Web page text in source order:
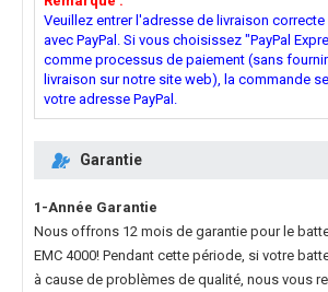
Veuillez entrer l'adresse de livraison
avec PayPal. Si vous choisissez "PayPal
comme processus de paiement (sans
livraison sur notre site web), la commande
votre adresse PayPal.
Garantie
1-Année Garantie
Nous offrons 12 mois de garantie pour le
EMC 4000! Pendant cette période, si votre
à cause de problèmes de qualité, nous vous